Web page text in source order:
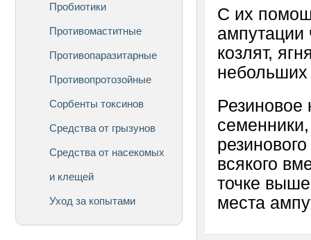
Пробиотики
Противомаститные
Противопаразитарные
Противопротозойные
Сорбенты токсинов
Средства от грызунов
Средства от насекомых
и клещей
Уход за копытами
С их
ампутации
козлят,
Резиновое
всякого
точке
места